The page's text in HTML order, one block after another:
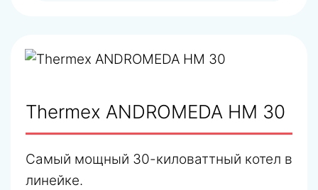
Thermex ANDROMEDA HM 30
Самый мощный 30-киловаттный котел в
линейке.